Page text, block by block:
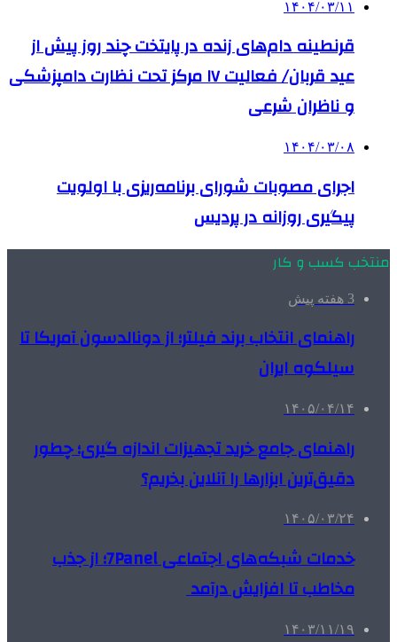
۱۴۰۴/۰۳/۱۱
قرنطینه دام‌های زنده در پایتخت چند روز پیش از
عید قربان/ فعالیت ۱۷ مرکز تحت نظارت دامپزشکی
و ناظران شرعی
۱۴۰۴/۰۳/۰۸
اجرای مصوبات شورای برنامه‌ریزی با اولویت
پیگیری روزانه در پردیس
منتخب کسب و کار
3 هفته پیش
راهنمای انتخاب برند فیلتر؛ از دونالدسون آمریکا تا
سیلکوه ایران
۱۴۰۵/۰۴/۱۴
راهنمای جامع خرید تجهیزات اندازه گیری؛ چطور
دقیق‌ترین ابزارها را آنلاین بخریم؟
۱۴۰۵/۰۳/۲۴
خدمات شبکه‌های اجتماعی 7Panel؛ از جذب
مخاطب تا افزایش درآمد
۱۴۰۳/۱۱/۱۹